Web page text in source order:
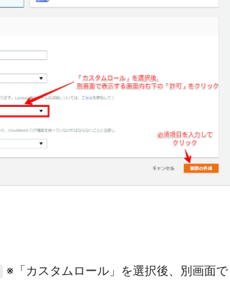
※「カスタムロール」を選択後、別画面で